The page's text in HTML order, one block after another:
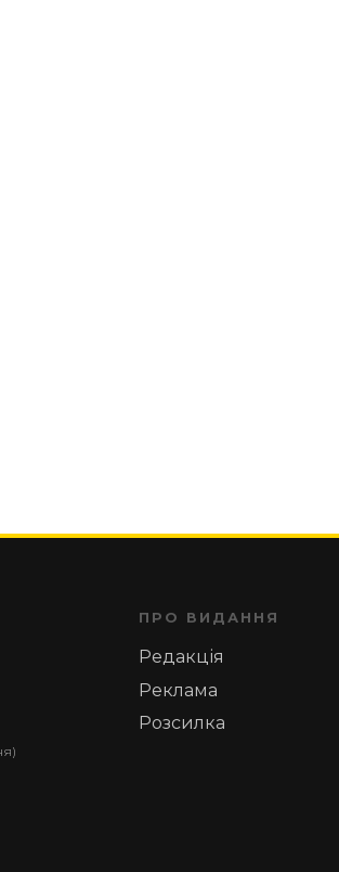
ПРО ВИДАННЯ
Редакція
Реклама
Розсилка